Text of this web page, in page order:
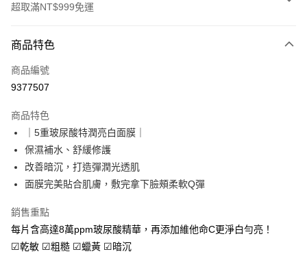
超取滿NT$999免運
信用卡一次付款
超商取貨付款
Apple Pay
悠遊付
Google Pay
網路銀行/電子錢包
相關說明
支援用馬幣 (MYR) 付款，結帳時商品金額可能因匯率變動而有所調整。
大哥付你分期
商品特色
商品編號
9377507
商品特色
｜5重玻尿酸特潤亮白面膜｜
保濕補水、舒緩修護
改善暗沉，打造彈潤光透肌
面膜完美貼合肌膚，敷完拿下臉頰柔軟Q彈
銷售重點
每片含高達8萬ppm玻尿酸精華，再添加維他命C更淨白勻亮！
☑乾敏 ☑粗糙 ☑蠟黃 ☑暗沉